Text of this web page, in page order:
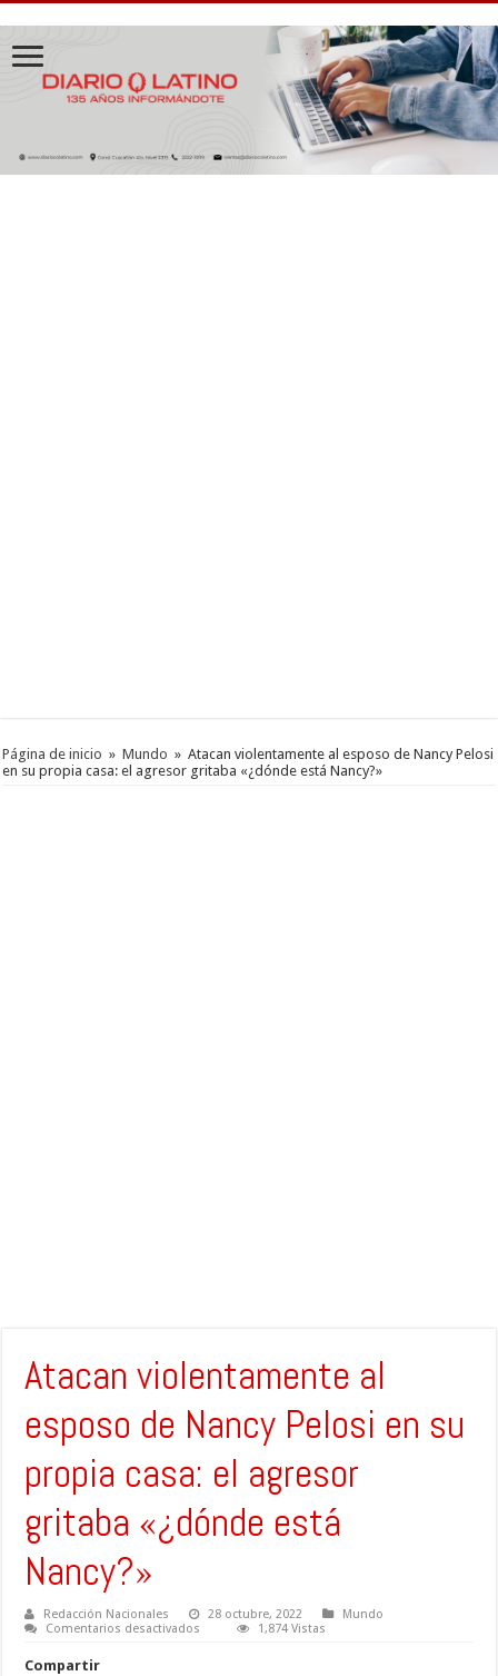
Página de inicio » Mundo » Atacan violentamente al esposo de Nancy Pelosi
en su propia casa: el agresor gritaba «¿dónde está Nancy?»
Atacan violentamente al
esposo de Nancy Pelosi en su
propia casa: el agresor
gritaba «¿dónde está
Nancy?»
Redacción Nacionales 28 octubre, 2022
Mundo
Comentarios desactivados
1,874 Vistas
Compartir